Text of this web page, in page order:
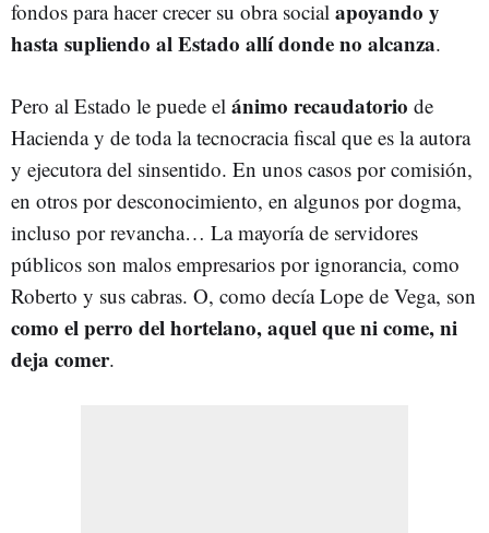
fondos para hacer crecer su obra social apoyando y
hasta supliendo al Estado allí donde no alcanza.
Pero al Estado le puede el ánimo recaudatorio de
Hacienda y de toda la tecnocracia fiscal que es la autora
y ejecutora del sinsentido. En unos casos por comisión,
en otros por desconocimiento, en algunos por dogma,
incluso por revancha… La mayoría de servidores
públicos son malos empresarios por ignorancia, como
Roberto y sus cabras. O, como decía Lope de Vega, son
como el perro del hortelano, aquel que ni come, ni
deja comer.